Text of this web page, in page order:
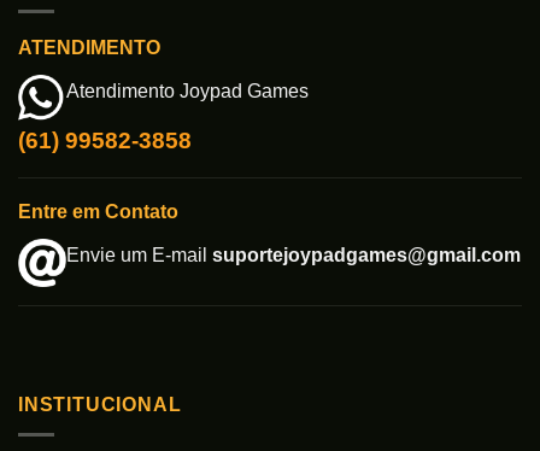
ATENDIMENTO
Atendimento Joypad Games
(61) 99582-3858
Entre em Contato
Envie um E-mail suportejoypadgames@gmail.com
INSTITUCIONAL